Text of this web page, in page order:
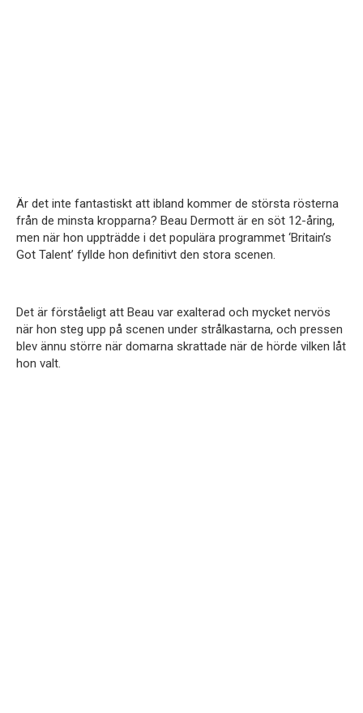
Är det inte fantastiskt att ibland kommer de största rösterna
från de minsta kropparna? Beau Dermott är en söt 12-åring,
men när hon uppträdde i det populära programmet ‘Britain’s
Got Talent’ fyllde hon definitivt den stora scenen.
Det är förståeligt att Beau var exalterad och mycket nervös
när hon steg upp på scenen under strålkastarna, och pressen
blev ännu större när domarna skrattade när de hörde vilken låt
hon valt.